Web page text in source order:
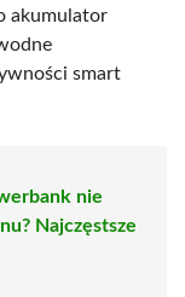
akumulator
smart
nie
Najczęstsze